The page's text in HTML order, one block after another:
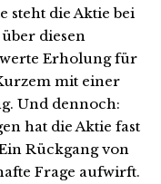
steht die Aktie bei
diesen
Erholung für
mit einer
Und dennoch:
hat die Aktie fast
Rückgang von
Frage aufwirft.